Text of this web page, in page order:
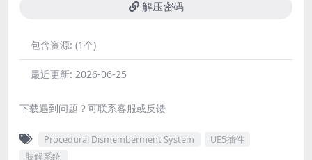
解压密码
包含资源: (1个)
最近更新: 2026-06-25
下载遇到问题？可联系客服或反馈
Procedural Dismemberment System
UE5插件
肢解系统